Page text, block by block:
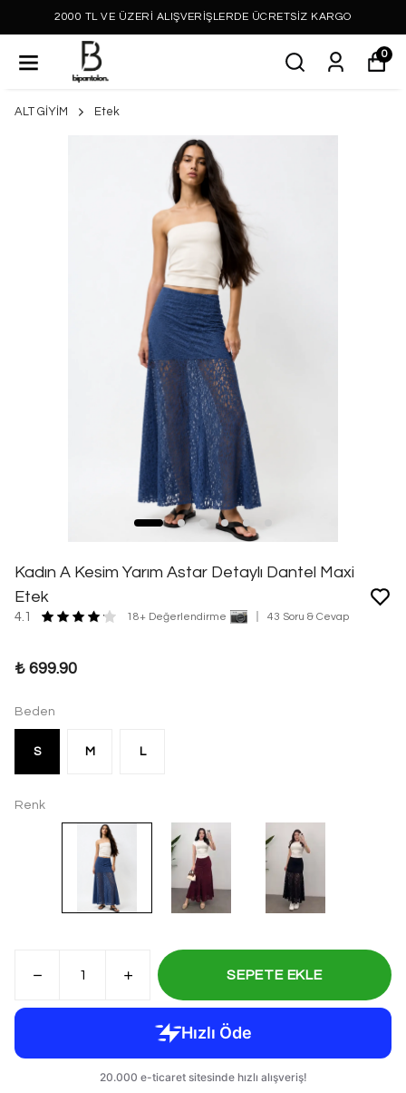
2000 TL VE ÜZERİ ALIŞVERİŞLERDE ÜCRETSİZ KARGO
0
ALT GİYİM Etek
Kadın A Kesim Yarım Astar Detaylı Dantel Maxi
Etek
4.1 18+ Değerlendirme 43 Soru & Cevap
₺ 699.90
Beden
S M L
Renk
SEPETE EKLE